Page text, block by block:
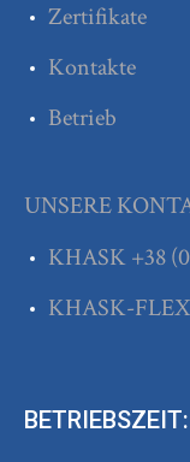
Zertifikate
Kontakte
Betrieb
UNSERE
KHASK+38
KHASK-FLEX
BETRIEBSZEIT: